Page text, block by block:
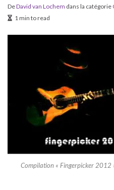
DeDavid van Lochem dans la catégorie
1 min to read
Compilation « Fingerpicker 2012